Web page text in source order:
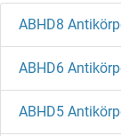
ABHD8
ABHD6
ABHD5